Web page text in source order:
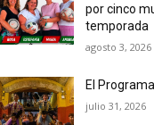
por cinco
temporada
agosto 3, 2026
El
julio 31, 2026